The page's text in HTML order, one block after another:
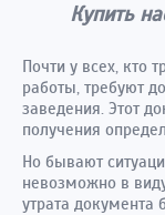
Купить
Почти у всех, кто
работы, требуют
заведения. Этот
получения
Но бывают
невозможно в
утрата документа